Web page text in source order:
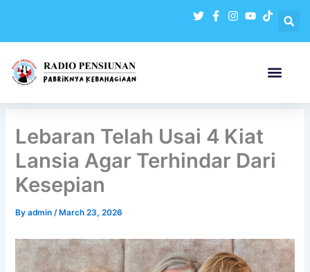
content
Lebaran Telah Usai 4 Kiat
Lansia Agar Terhindar Dari
Kesepian
Byadmin/ March 23, 2026